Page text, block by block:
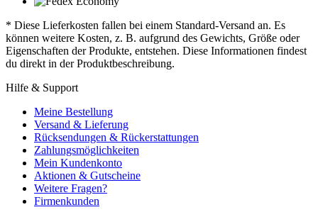
* Diese Lieferkosten fallen bei einem Standard-Versand an. Es
können weitere Kosten, z. B. aufgrund des Gewichts, Größe oder
Eigenschaften der Produkte, entstehen. Diese Informationen findest
du direkt in der Produktbeschreibung.
Hilfe & Support
Meine Bestellung
Versand & Lieferung
Rücksendungen & Rückerstattungen
Zahlungsmöglichkeiten
Mein Kundenkonto
Aktionen & Gutscheine
Weitere Fragen?
Firmenkunden